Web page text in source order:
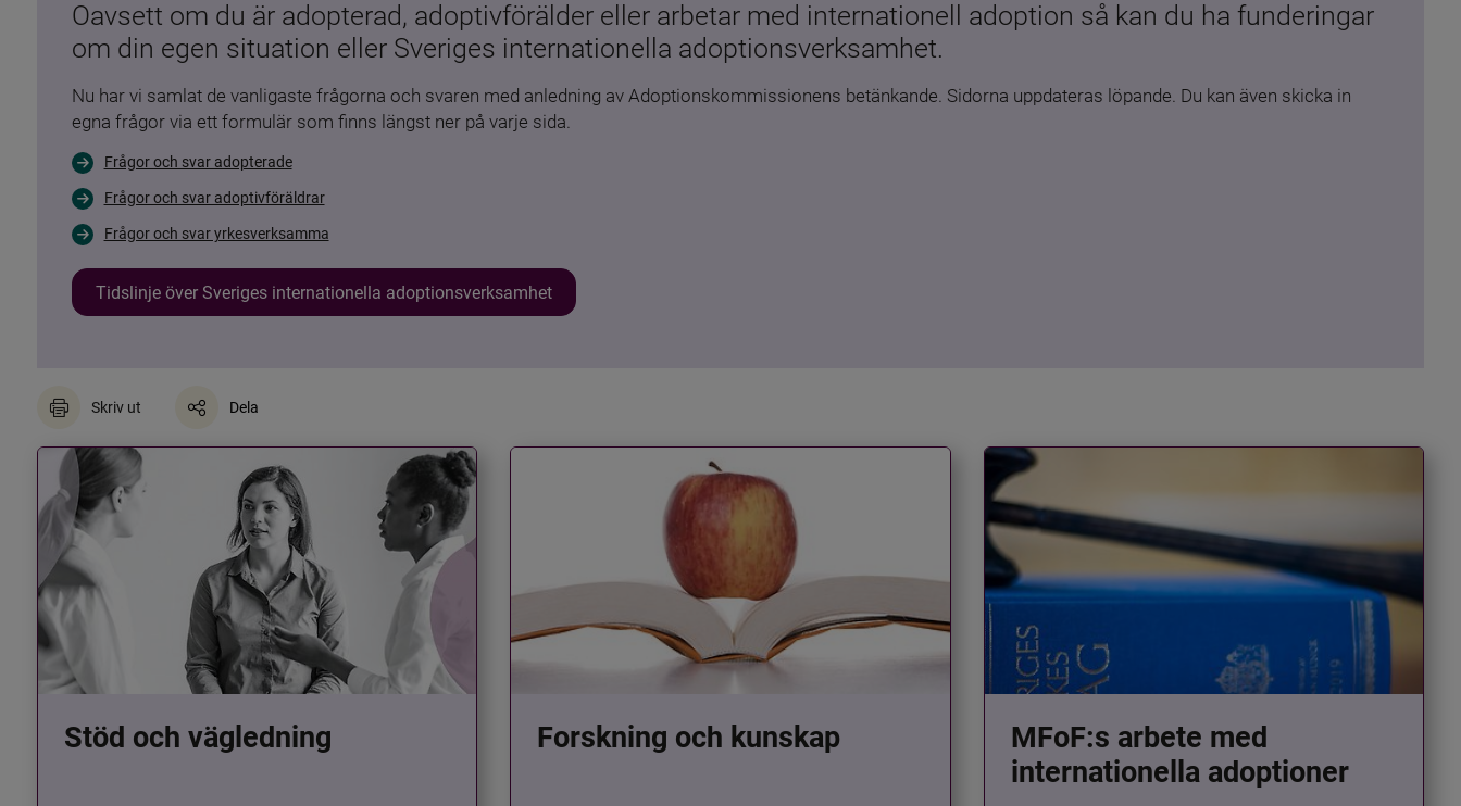
Oavsett om du är adopterad, adoptivförälder eller arbetar med internationell adoption så kan du ha funderingar
om din egen situation eller Sveriges internationella adoptionsverksamhet.
Nu har vi samlat de vanligaste frågorna och svaren med anledning av Adoptionskommissionens betänkande. Sidorna uppdateras löpande. Du kan även skicka in
egna frågor via ett formulär som finns längst ner på varje sida.
Frågor och svar adopterade
Frågor och svar adoptivföräldrar
Frågor och svar yrkesverksamma
Tidslinje över Sveriges internationella adoptionsverksamhet
Skriv ut Dela
Stöd och vägledning Forskning och kunskap
MFoF:s arbete med
internationella adoptioner